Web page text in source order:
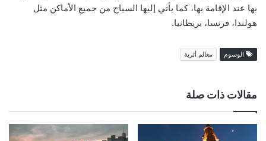
بها عند الإقامة بها، كما يأتي إليها السياح من جميع الأماكن مثل
هولندا، فرنسا، بريطانيا.
الوسوم معالم أثرية
مقالات ذات صلة